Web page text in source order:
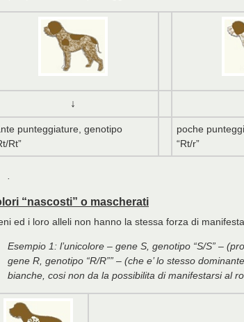
↓
punteggiature, genotipo
Rt”
poche
“Rt/r”
.
“nascosti” o mascherati
ed i loro alleli non hanno la stessa forza di
Esempio 1: l’unicolore – gene S, genotipo “S/S” –
gene R, genotipo “R/R”” – (che e’ lo stesso
bianche, cosi non da la possibilita di manifestarsi al